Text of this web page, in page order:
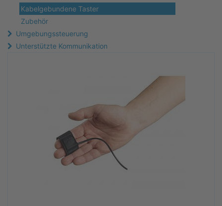
Kabelgebundene Taster
Zubehör
Umgebungssteuerung
Unterstützte Kommunikation